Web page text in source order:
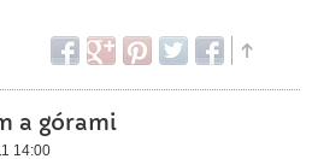
a górami
14:00